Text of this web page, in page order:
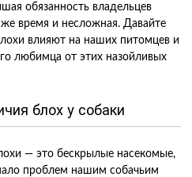
обязанность владельцев
время и несложная. Давайте
влияют на наших питомцев и
любимца от этих назойливых
блох у собаки
— это бескрылые насекомые,
проблем нашим собачьим